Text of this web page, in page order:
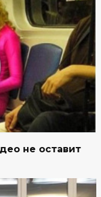
не оставит